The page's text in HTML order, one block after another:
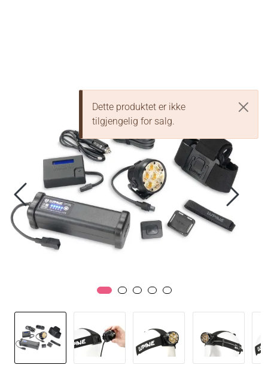
Dette produktet er ikke
tilgjengelig for salg.
Lommelykter
Tilbehør & Reservedeler
Oppgradering